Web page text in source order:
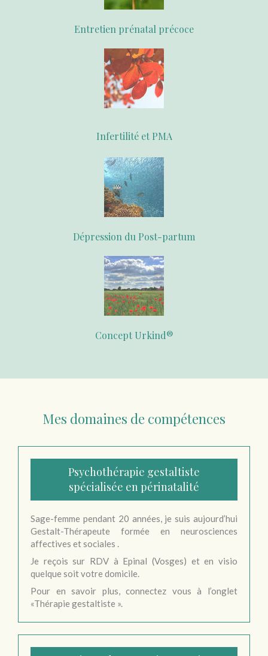
Entretien prénatal précoce
Infertilité et PMA
Dépression du Post-partum
Concept Urkind®
Mes domaines de compétences
Psychothérapie gestaltiste
spécialisée en périnatalité
Sage-femme pendant 20 années, je suis aujourd’hui
Gestalt-Thérapeute formée en neurosciences
affectives et sociales .
Je reçois sur RDV à Epinal (Vosges) et en visio
quelque soit votre domicile.
Pour en savoir plus, connectez vous à l’onglet
«Thérapie gestaltiste ».